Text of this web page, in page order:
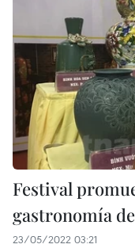
Festival
gastronomía
23/05/2022 03:21